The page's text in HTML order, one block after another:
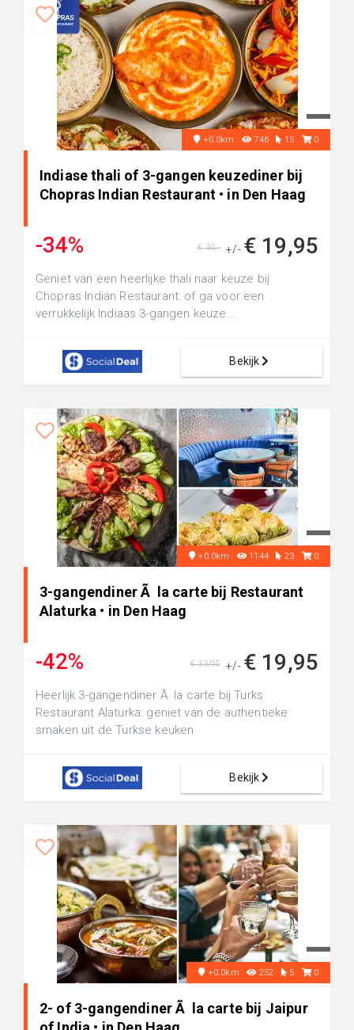
+0.0km 746 15 0
Indiase thali of 3-gangen keuzediner bij
Chopras Indian Restaurant • in Den Haag
-34% +/- € 19,95
€ 30,-
Geniet van een heerlijke thali naar keuze bij
Chopras Indian Restaurant: of ga voor een
verrukkelijk Indiaas 3-gangen keuze...
Bekijk
+0.0km 1144 23 0
3-gangendiner Ã la carte bij Restaurant
Alaturka • in Den Haag
-42% +/- € 19,95
€ 33,95
Heerlijk 3-gangendiner Ã la carte bij Turks
Restaurant Alaturka: geniet van de authentieke
smaken uit de Turkse keuken
Bekijk
+0.0km 252 5 0
2- of 3-gangendiner Ã la carte bij Jaipur